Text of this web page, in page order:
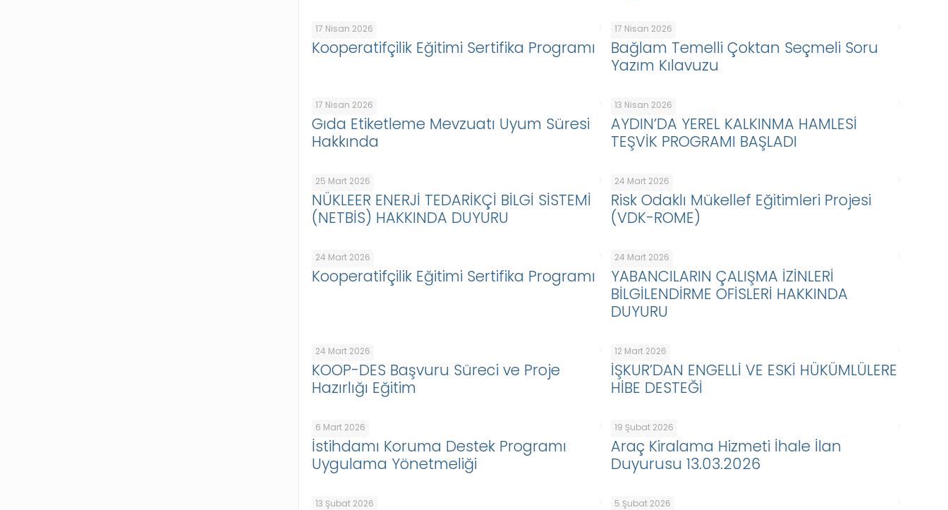
17 Nisan 2026
Kooperatifçilik Eğitimi Sertifika Programı
17 Nisan 2026
Bağlam Temelli Çoktan Seçmeli Soru
Yazım Kılavuzu
17 Nisan 2026
Gıda Etiketleme Mevzuatı Uyum Süresi
Hakkında
13 Nisan 2026
AYDIN’DA YEREL KALKINMA HAMLESİ
TEŞVİK PROGRAMI BAŞLADI
25 Mart 2026
NÜKLEER ENERJİ TEDARİKÇİ BİLGİ SİSTEMİ
(NETBİS) HAKKINDA DUYURU
24 Mart 2026
Risk Odaklı Mükellef Eğitimleri Projesi
(VDK-ROME)
24 Mart 2026
Kooperatifçilik Eğitimi Sertifika Programı
24 Mart 2026
YABANCILARIN ÇALIŞMA İZİNLERİ
BİLGİLENDİRME OFİSLERİ HAKKINDA
DUYURU
24 Mart 2026
KOOP-DES Başvuru Süreci ve Proje
Hazırlığı Eğitim
12 Mart 2026
İŞKUR’DAN ENGELLİ VE ESKİ HÜKÜMLÜLERE
HİBE DESTEĞİ
6 Mart 2026
İstihdamı Koruma Destek Programı
Uygulama Yönetmeliği
19 Şubat 2026
Araç Kiralama Hizmeti İhale İlan
Duyurusu 13.03.2026
13 Şubat 2026 5 Şubat 2026